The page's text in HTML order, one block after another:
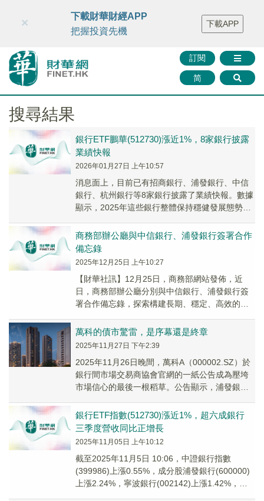
財華智庫網 FINTV FINMETA 財華證券 媒體矩陣
智庫沙龍
聯絡我們
訂閱
简
×
下載財華財經APP
把握投資先機
下載APP
搜尋結果
銀行ETF鵬華(512730)漲近1%，8家銀行披露
業績快報
2026年01月27日 上午10:57
消息面上，目前已有招商銀行、浦發銀行、中信
銀行、杭州銀行等8家銀行披露了業績快報。數據
顯示，2025年這些銀行整體保持穩健發展態勢，
商務部辦公廳與中信銀行、浦發銀行簽署合作
備忘錄
2025年12月25日 上午10:27
【財華社訊】12月25日，商務部網站發佈，近
日，商務部辦公廳分別與中信銀行、浦發銀行簽
署合作備忘錄，探索構建長期、穩定、高效的
協同發展、...
萬科的債市驚雷，是序幕還是終章
2025年11月27日 下午2:39
2025年11月26日晚間，萬科A（000002.SZ）於
銀行間市場交易商協會官網的一紙公告成為壓垮
市場信心的最後一根稻草。公告顯示，浦發銀行
銀行ETF指數(512730)漲近1%，超六成銀行
三季度營收同比正增長
2025年11月05日 上午10:12
截至2025年11月5日 10:06，中證銀行指數
(399986)上漲0.55%，成分股浦發銀行(600000)
上漲2.24%，寧波銀行(002142)上漲1.42%，南